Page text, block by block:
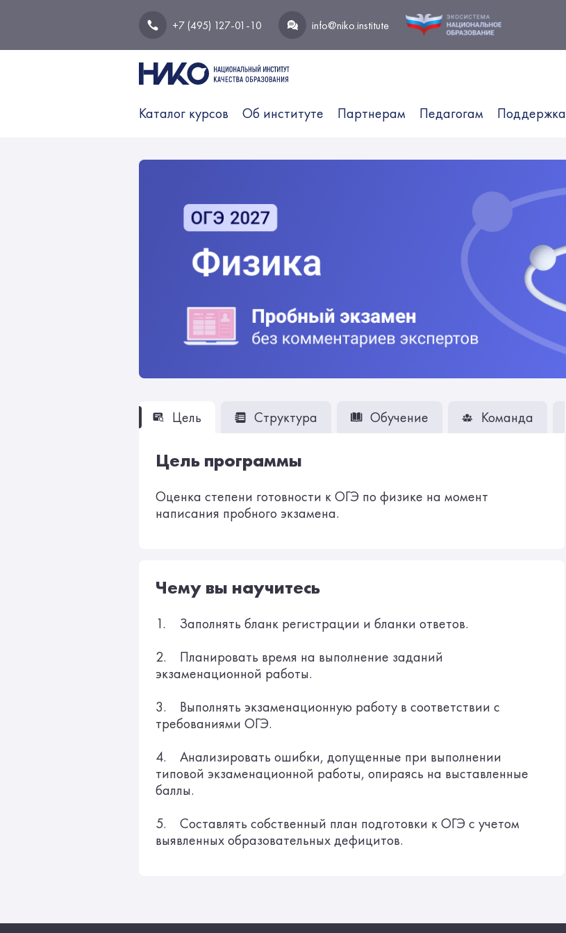
+7 (495) 127-01-10 info@niko.institute
Каталог курсов Об институте Партнерам Педагогам Поддержка
Цель Структура Обучение Команда
Цель программы
Оценка степени готовности к ОГЭ по физике на момент
написания пробного экзамена.
Чему вы научитесь
1. Заполнять бланк регистрации и бланки ответов.
2. Планировать время на выполнение заданий
экзаменационной работы.
3. Выполнять экзаменационную работу в соответствии с
требованиями ОГЭ.
4. Анализировать ошибки, допущенные при выполнении
типовой экзаменационной работы, опираясь на выставленные
баллы.
5. Составлять собственный план подготовки к ОГЭ с учетом
выявленных образовательных дефицитов.